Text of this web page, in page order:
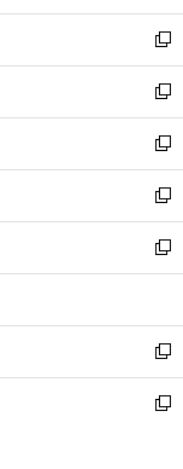
開
く
ウ
で
開
く
ン
ド
ウ
で
開
く
ウ
ィ
ン
ド
ウ
で
開
く
新
し
い
ウ
ィ
ン
ド
ウ
で
開
新
し
い
ウ
ィ
ン
ド
ウ
開
く
新
し
い
ウ
ィ
ン
ウ
で
開
く
新
し
い
ウ
ン
ド
ウ
で
新
し
ウ
ィ
ン
ド
新
し
い
新